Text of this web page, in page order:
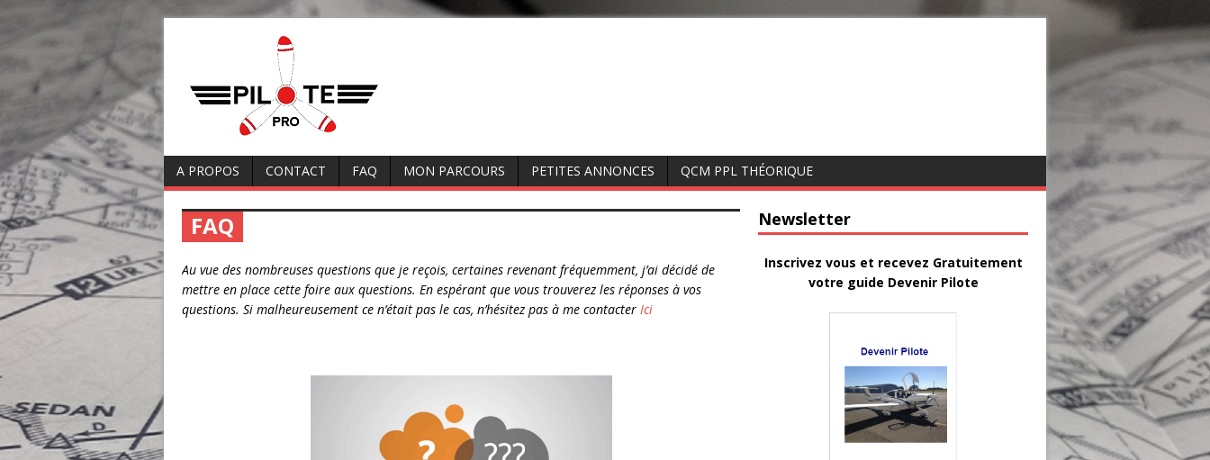
A PROPOS CONTACT FAQ MON PARCOURS PETITES ANNONCES QCM PPL THÉORIQUE
FAQ
Au vue des nombreuses questions que je reçois, certaines revenant fréquemment, j’ai décidé de
mettre en place cette foire aux questions. En espérant que vous trouverez les réponses à vos
questions. Si malheureusement ce n’était pas le cas, n’hésitez pas à me contacter Ici
Newsletter
Inscrivez vous et recevez Gratuitement
votre guide Devenir Pilote